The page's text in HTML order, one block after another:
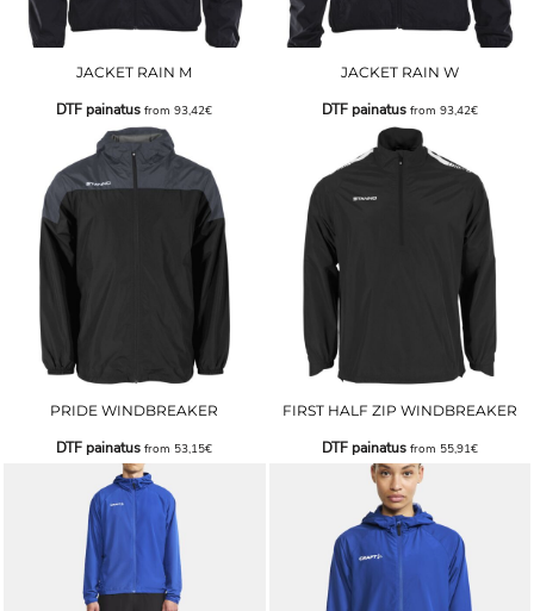
JACKET RAIN M
DTF painatus from93,42€
JACKET RAIN W
DTF painatusfrom 93,42€
PRIDE WINDBREAKER
DTF painatus from 53,15€
FIRST HALF ZIP WINDBREAKER
DTF painatusfrom 55,91€